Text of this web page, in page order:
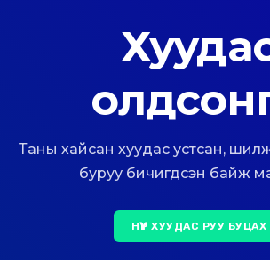
Таны хайсан хуудас устсан,
буруу бичигдсэн байж
НҮҮР ХУУДАС РУУ БУЦАХ